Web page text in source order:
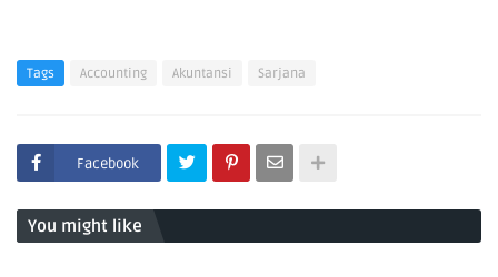
Tags Accounting Akuntansi Sarjana
Facebook
You might like